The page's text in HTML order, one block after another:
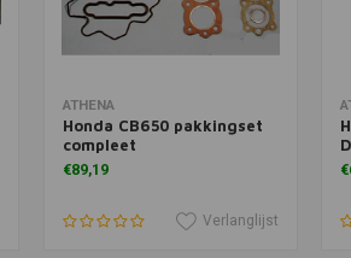
Toevoegen aan winkelwagen
ATHENA
Honda CB650 pakkingset
compleet
€89,19
Verlanglijst